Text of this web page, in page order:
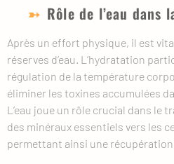
Rôle de l’eau dans
Après un effort physique, il est
réserves d’eau. L’hydratation
régulation de la température
éliminer les toxines accumulées
L’eau joue un rôle crucial dans le
des minéraux essentiels vers les
permettant ainsi une